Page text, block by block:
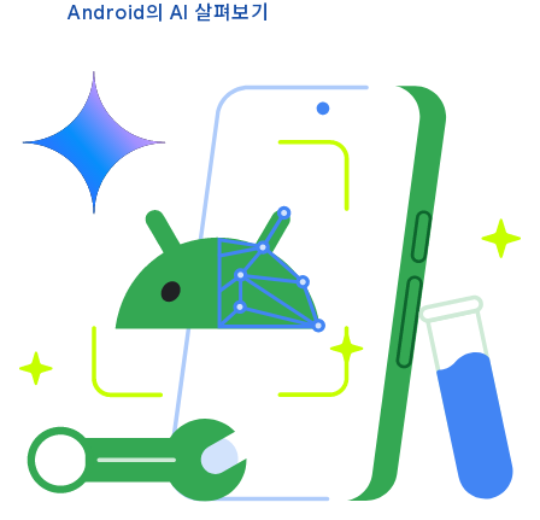
Android의 AI 살펴보기